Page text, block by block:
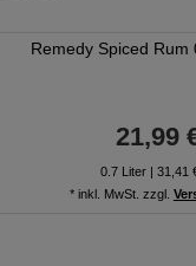
Remedy Spiced Rum
21,99
0.7Liter| 31,41
* inkl. MwSt. zzgl.